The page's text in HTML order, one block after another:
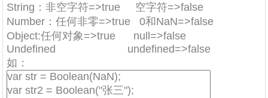
String：非空字符=>true 空字符=>false
Number：任何非零=>true 0和NaN=>false
Object:任何对象=>true null=>false
Undefined undefined=>false
如：